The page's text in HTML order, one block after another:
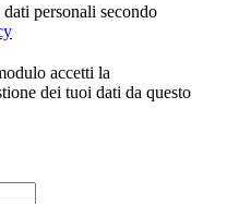
personali secondo
accetti la
dei tuoi dati da questo